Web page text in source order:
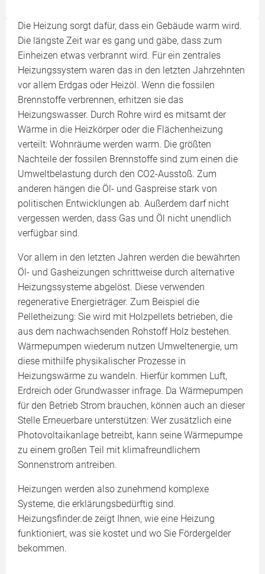
Die Heizung sorgt dafür, dass ein Gebäude warm wird.
Die längste Zeit war es gang und gäbe, dass zum
Einheizen etwas verbrannt wird. Für ein zentrales
Heizungssystem waren das in den letzten Jahrzehnten
vor allem Erdgas oder Heizöl. Wenn die fossilen
Brennstoffe verbrennen, erhitzen sie das
Heizungswasser. Durch Rohre wird es mitsamt der
Wärme in die Heizkörper oder die Flächenheizung
verteilt: Wohnräume werden warm. Die größten
Nachteile der fossilen Brennstoffe sind zum einen die
Umweltbelastung durch den CO2-Ausstoß. Zum
anderen hängen die Öl- und Gaspreise stark von
politischen Entwicklungen ab. Außerdem darf nicht
vergessen werden, dass Gas und Öl nicht unendlich
verfügbar sind.
Vor allem in den letzten Jahren werden die bewährten
Öl- und Gasheizungen schrittweise durch alternative
Heizungssysteme abgelöst. Diese verwenden
regenerative Energieträger. Zum Beispiel die
Pelletheizung: Sie wird mit Holzpellets betrieben, die
aus dem nachwachsenden Rohstoff Holz bestehen.
Wärmepumpen wiederum nutzen Umweltenergie, um
diese mithilfe physikalischer Prozesse in
Heizungswärme zu wandeln. Hierfür kommen Luft,
Erdreich oder Grundwasser infrage. Da Wärmepumpen
für den Betrieb Strom brauchen, können auch an dieser
Stelle Erneuerbare unterstützen: Wer zusätzlich eine
Photovoltaikanlage betreibt, kann seine Wärmepumpe
zu einem großen Teil mit klimafreundlichem
Sonnenstrom antreiben.
Heizungen werden also zunehmend komplexe
Systeme, die erklärungsbedürftig sind.
Heizungsfinder.de zeigt Ihnen, wie eine Heizung
funktioniert, was sie kostet und wo Sie Fördergelder
bekommen.